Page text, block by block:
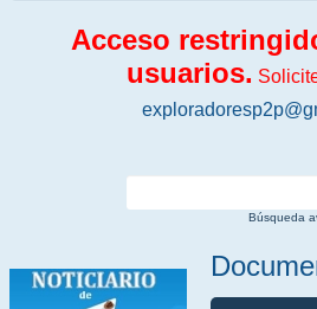
Acceso
usuarios.
Búsqueda